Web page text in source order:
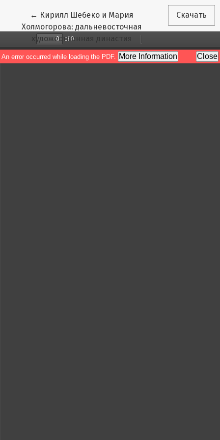
← Вернуться к Подробностям о статье
Кирилл Шебеко и Мария
Холмогорова: дальневосточная
художественная династия
Скачать